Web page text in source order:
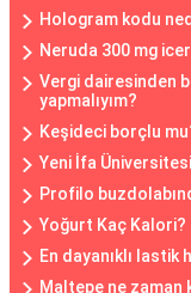
Hologram kodu
Neruda 300 mg
Vergi dairesinden
yapmalıyım?
Keşideci borçlu
Yeni İfa
Profilo
Yoğurt Kaç Kalori?
En dayanıklı lastik
Maltepe ne zaman